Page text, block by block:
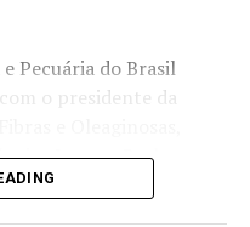
Pecuária do Brasil
o presidente da
Jerussa Rech.